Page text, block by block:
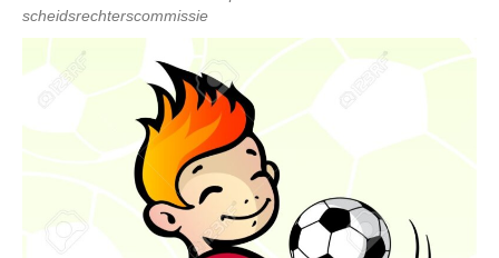
scheidsrechterscommissie